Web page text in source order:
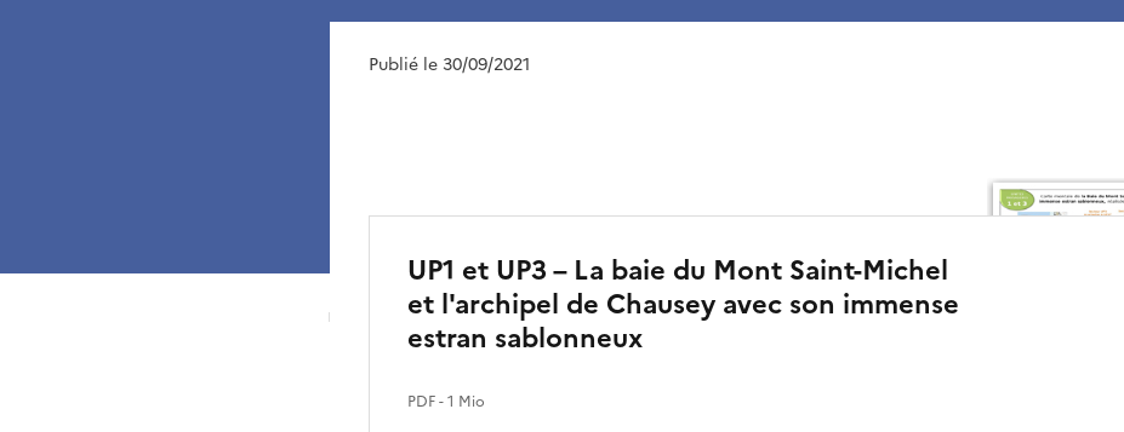
Publié le 30/09/2021
UP1 et UP3 – La baie du Mont Saint-Michel
et l'archipel de Chausey avec son immense
estran sablonneux
PDF- 1 Mio